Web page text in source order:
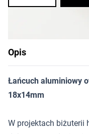
Opis
Łańcuch aluminiowy
18x14mm
W projektach biżuterii